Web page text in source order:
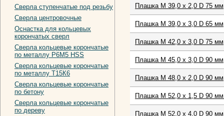
Сверла ступенчатые под резьбу
Сверла центровочные
Оснастка для кольцевых
корончатых сверл
Сверла кольцевые корончатые
по металлу Р6М5 HSS
Сверла кольцевые корончатые
по металлу Т15К6
Сверла кольцевые корончатые
по бетону
Сверла кольцевые корончатые
по дереву
Плашка М 39,0 х 2,0 D 75 мм
Плашка М 39,0 х 3,0 D 65 мм
Плашка М 42,0 х 3,0 D 75 мм
Плашка М 45,0 х 3,0 D 90 мм
Плашка М 48,0 х 2,0 D 90 мм
Плашка М 52,0 х 1,5 D 90
Плашка М 52,0 х 4,0 D 90 мм